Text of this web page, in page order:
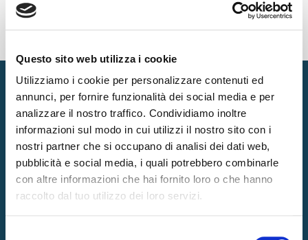
Questo sito web utilizza i cookie
Utilizziamo i cookie per personalizzare contenuti ed
annunci, per fornire funzionalità dei social media e per
analizzare il nostro traffico. Condividiamo inoltre
informazioni sul modo in cui utilizzi il nostro sito con i
nostri partner che si occupano di analisi dei dati web,
pubblicità e social media, i quali potrebbero combinarle
con altre informazioni che hai fornito loro o che hanno
raccolto dal tuo utilizzo dei loro servizi.
Prodotti
MATERASSI
RETI
GUANCIALI
ACCESSORI